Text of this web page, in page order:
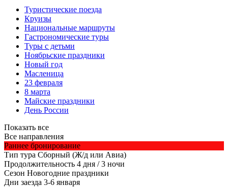
Туристические поезда
Круизы
Национальные маршруты
Гастрономические туры
Туры с детьми
Ноябрьские праздники
Новый год
Масленица
23 февраля
8 марта
Майские праздники
День России
Показать все
Все направления
Раннее бронирование
Тип тура Сборный (Ж/д или Авиа)
Продолжительность 4 дня / 3 ночи
Сезон Новогодние праздники
Дни заезда 3-6 января